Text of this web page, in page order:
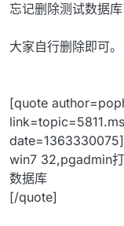
忘记删除测试数据
大家自行删除即可。
[quote
date=1363330075]
win7 32,pgadmin
数据库
[/quote]